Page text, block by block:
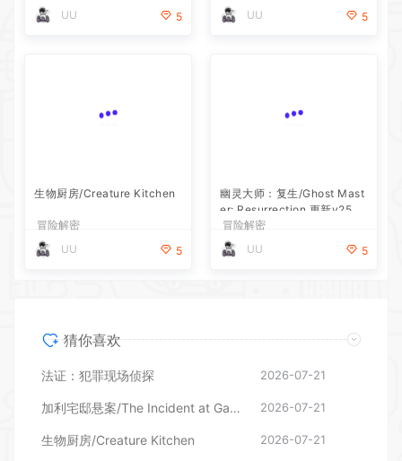
UU
5
UU
5
生物厨房/Creature Kitchen
冒险解密
UU
5
幽灵大师：复生/Ghost Mast
er: Resurrection 更新v25.0
6.2026—更新世界之间DLC
冒险解密
UU
5
猜你喜欢
法证：犯罪现场侦探 2026-07-21
加利宅邸悬案/The Incident at Galley House 2026-07-21
生物厨房/Creature Kitchen 2026-07-21